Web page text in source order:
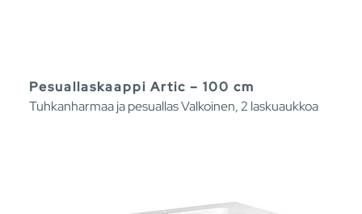
Pesuallaskaappi Artic – 100 cm
Tuhkanharmaa ja pesuallas Valkoinen, 2 laskuaukkoa